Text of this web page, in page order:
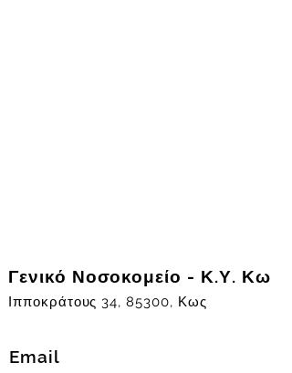
Γενικό Νοσοκομείο - Κ.Υ. Κω
Ιπποκράτους 34, 85300, Κως
Email